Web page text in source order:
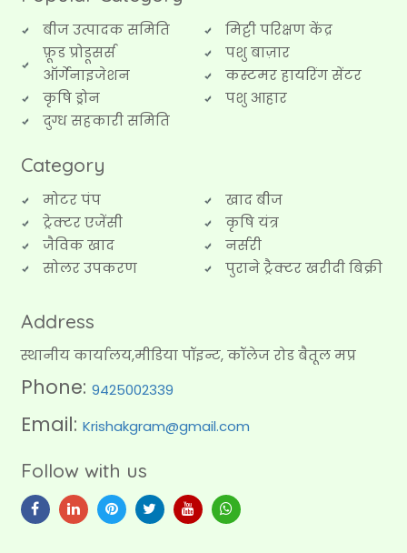
ऑर्गेनाइजेशन
कस्टमर हायरिंग सेंटर
कृषि ड्रोन
पशु आहार
दुग्ध सहकारी समिति
Category
मोटर पंप
जैविक खाद
नर्सरी
सोलर उपकरण
पुराने ट्रैक्टर खरीदी बिक्री
स्थानीय कार्यालय,मीडिया पॉइन्ट, कॉलेज रोड बैतूल मप्र
Phone:9425002339
Email:Krishakgram@gmail.com
Follow with us